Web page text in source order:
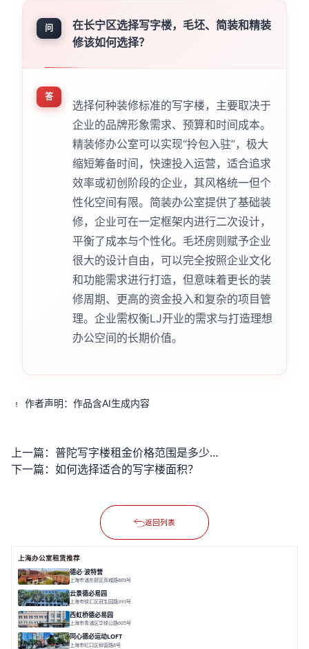
问
在长宁区选择写字楼，毛坯、简装和精装
修该如何选择？
答
选择何种装修标准的写字楼，主要取决于
企业的品牌形象需求、预算和时间成本。
精装修办公室可以实现“拎包入驻”，极大
缩短筹备时间，快速投入运营，适合追求
效率或初创阶段的企业，其风格统一但个
性化空间有限。简装办公室提供了基础装
修，企业可在一定框架内进行二次设计，
平衡了成本与个性化。毛坯房则赋予企业
很大的设计自由，可以完全按照企业文化
和功能需求进行打造，但意味着更长的装
修周期、更高的资金投入和复杂的项目管
理。企业需权衡LJ开业的需求与打造理想
办公空间的长期价值。
作者声明：作品含AI生成内容
上一篇：
普陀写字楼租金价格范围是多少？
下一篇： 如何选择适合的写字楼面积？
返回列表
上海办公室租赁推荐
德必·波特营
上海市浦东新区商城路889号
云景德必易园
上海市徐汇区冠生园路393号
西虹桥德必易园
上海市青浦区华徐公路605号
同心德必运动LOFT
上海市虹口区柳营路8号